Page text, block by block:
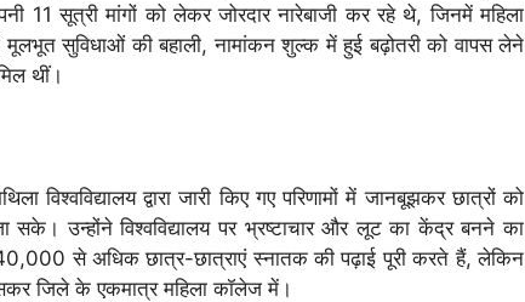
11 सूत्री मांगों को लेकर जोरदार नारेबाजी कर रहे थे, जिनमें महिला
मूलभूत सुविधाओं की बहाली, नामांकन शुल्क में हुई बढ़ोतरी को वापस लेने
थीं।
द्वारा जारी किए गए परिणामों में जानबूझकर छात्रों को
उन्होंने विश्वविद्यालय पर भ्रष्टाचार और लूट का केंद्र बनने का
से अधिक छात्र-छात्राएं स्नातक की पढ़ाई पूरी करते हैं, लेकिन
जिले के एकमात्र महिला कॉलेज में।